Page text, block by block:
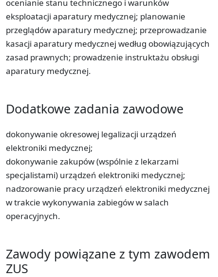
ocenianie stanu technicznego i warunków
eksploatacji aparatury medycznej; planowanie
przeglądów aparatury medycznej; przeprowadzanie
kasacji aparatury medycznej według obowiązujących
zasad prawnych; prowadzenie instruktażu obsługi
aparatury medycznej.
Dodatkowe zadania zawodowe
dokonywanie okresowej legalizacji urządzeń
elektroniki medycznej;
dokonywanie zakupów (wspólnie z lekarzami
specjalistami) urządzeń elektroniki medycznej;
nadzorowanie pracy urządzeń elektroniki medycznej
w trakcie wykonywania zabiegów w salach
operacyjnych.
Zawody powiązane z tym zawodem
ZUS